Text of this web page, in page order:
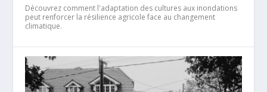
Découvrez comment l'adaptation des cultures aux inondations
peut renforcer la résilience agricole face au changement
climatique.